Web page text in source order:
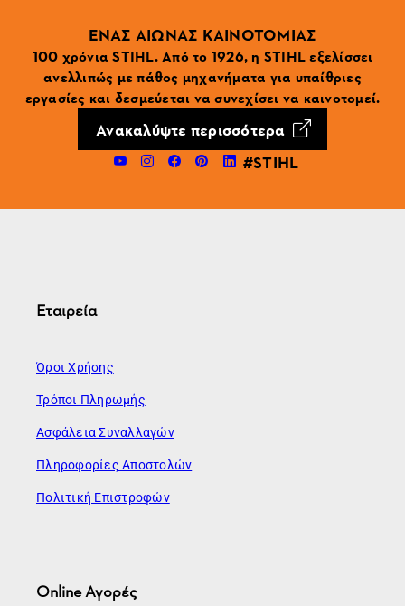
ΕΝΑΣ ΑΙΩΝΑΣ ΚΑΙΝΟΤΟΜΙΑΣ
100 χρόνια STIHL. Από το 1926, η STIHL εξελίσσει
ανελλιπώς με πάθος μηχανήματα για υπαίθριες
εργασίες και δεσμεύεται να συνεχίσει να καινοτομεί.
Ανακαλύψτε περισσότερα
#STIHL
Εταιρεία
Όροι Χρήσης
Τρόποι Πληρωμής
Ασφάλεια Συναλλαγών
Πληροφορίες Αποστολών
Πολιτική Επιστροφών
Online Αγορές